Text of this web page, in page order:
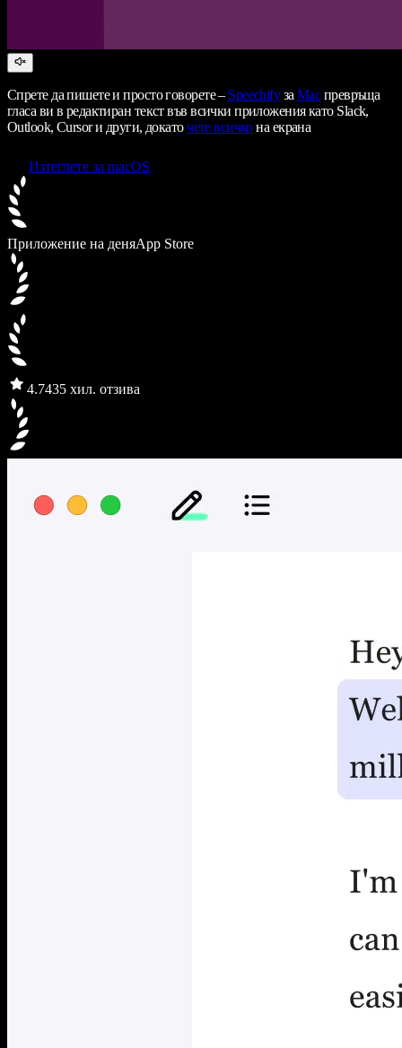
Спрете да пишете и просто говорете – SpeechifyзаMacпревръща
гласа ви в редактиран текст във всички приложения като Slack,
Outlook, Cursor и други, докаточете всичкона екрана
Изтеглете за macOS
Приложение на деняApp Store
4.7435 хил. отзива